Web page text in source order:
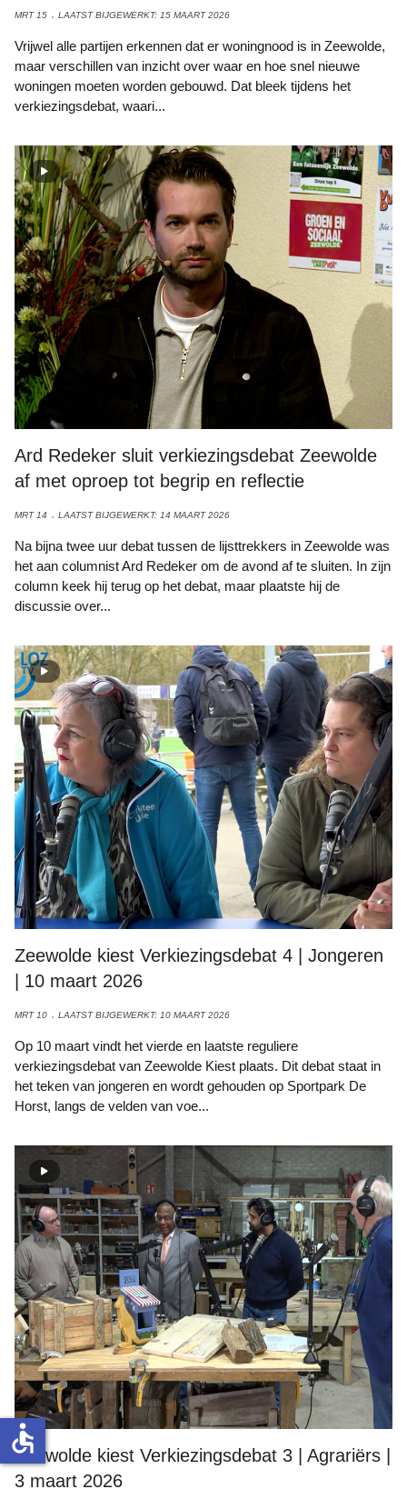
MRT 15 LAATST BIJGEWERKT: 15 MAART 2026
Vrijwel alle partijen erkennen dat er woningnood is in Zeewolde,
maar verschillen van inzicht over waar en hoe snel nieuwe
woningen moeten worden gebouwd. Dat bleek tijdens het
verkiezingsdebat, waari...
Ard Redeker sluit verkiezingsdebat Zeewolde
af met oproep tot begrip en reflectie
MRT 14 LAATST BIJGEWERKT: 14 MAART 2026
Na bijna twee uur debat tussen de lijsttrekkers in Zeewolde was
het aan columnist Ard Redeker om de avond af te sluiten. In zijn
column keek hij terug op het debat, maar plaatste hij de
discussie over...
Zeewolde kiest Verkiezingsdebat 4 | Jongeren
| 10 maart 2026
MRT 10 LAATST BIJGEWERKT: 10 MAART 2026
Op 10 maart vindt het vierde en laatste reguliere
verkiezingsdebat van Zeewolde Kiest plaats. Dit debat staat in
het teken van jongeren en wordt gehouden op Sportpark De
Horst, langs de velden van voe...
Zeewolde kiest Verkiezingsdebat 3 | Agrariërs |
3 maart 2026
accessible